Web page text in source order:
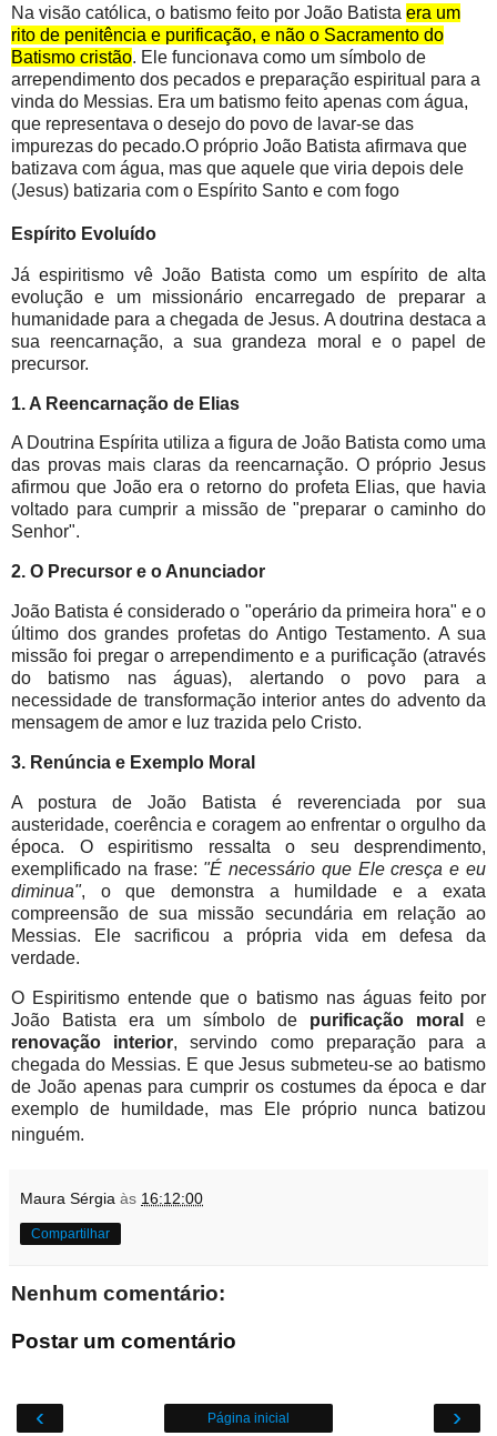
Na visão católica, o batismo feito por João Batista era um
rito de penitência e purificação, e não o Sacramento do
Batismo cristão. Ele funcionava como um símbolo de
arrependimento dos pecados e preparação espiritual para a
vinda do Messias. Era um batismo feito apenas com água,
que representava o desejo do povo de lavar-se das
impurezas do pecado.O próprio João Batista afirmava que
batizava com água, mas que aquele que viria depois dele
(Jesus) batizaria com o Espírito Santo e com fogo
Espírito Evoluído
Já espiritismo vê João Batista como um espírito de alta
evolução e um missionário encarregado de preparar a
humanidade para a chegada de Jesus. A doutrina destaca a
sua reencarnação, a sua grandeza moral e o papel de
precursor.
1. A Reencarnação de Elias
A Doutrina Espírita utiliza a figura de João Batista como uma
das provas mais claras da reencarnação. O próprio Jesus
afirmou que João era o retorno do profeta Elias, que havia
voltado para cumprir a missão de "preparar o caminho do
Senhor".
2. O Precursor e o Anunciador
João Batista é considerado o "operário da primeira hora" e o
último dos grandes profetas do Antigo Testamento. A sua
missão foi pregar o arrependimento e a purificação (através
do batismo nas águas), alertando o povo para a
necessidade de transformação interior antes do advento da
mensagem de amor e luz trazida pelo Cristo.
3. Renúncia e Exemplo Moral
A postura de João Batista é reverenciada por sua
austeridade, coerência e coragem ao enfrentar o orgulho da
época. O espiritismo ressalta o seu desprendimento,
exemplificado na frase: "É necessário que Ele cresça e eu
diminua", o que demonstra a humildade e a exata
compreensão de sua missão secundária em relação ao
Messias. Ele sacrificou a própria vida em defesa da
verdade.
O Espiritismo entende que o batismo nas águas feito por
João Batista era um símbolo de purificação moral
e
renovação interior, servindo como preparação para a
chegada do Messias. E que Jesus submeteu-se ao batismo
de João apenas para cumprir os costumes da época e dar
exemplo de humildade, mas Ele próprio nunca batizou
ninguém.
Maura Sérgia às 16:12:00
Compartilhar
Nenhum comentário:
Postar um comentário
‹ ›
Página inicial